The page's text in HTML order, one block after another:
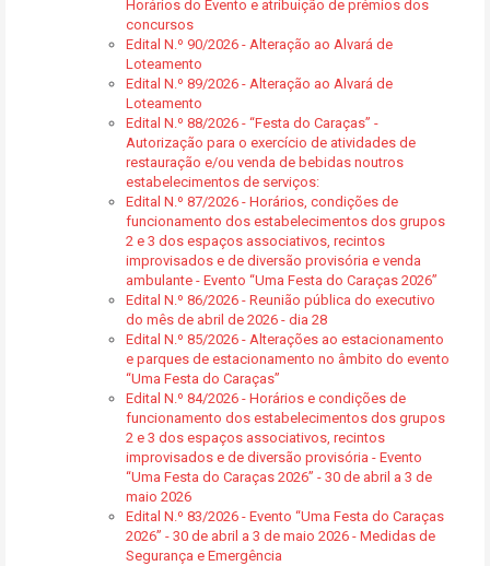
Horários do Evento e atribuição de prémios dos
concursos
Edital N.º 90/2026 - Alteração ao Alvará de
Loteamento
Edital N.º 89/2026 - Alteração ao Alvará de
Loteamento
Edital N.º 88/2026 - “Festa do Caraças” -
Autorização para o exercício de atividades de
restauração e/ou venda de bebidas noutros
estabelecimentos de serviços:
Edital N.º 87/2026 - Horários, condições de
funcionamento dos estabelecimentos dos grupos
2 e 3 dos espaços associativos, recintos
improvisados e de diversão provisória e venda
ambulante - Evento “Uma Festa do Caraças 2026”
Edital N.º 86/2026 - Reunião pública do executivo
do mês de abril de 2026 - dia 28
Edital N.º 85/2026 - Alterações ao estacionamento
e parques de estacionamento no âmbito do evento
“Uma Festa do Caraças”
Edital N.º 84/2026 - Horários e condições de
funcionamento dos estabelecimentos dos grupos
2 e 3 dos espaços associativos, recintos
improvisados e de diversão provisória - Evento
“Uma Festa do Caraças 2026” - 30 de abril a 3 de
maio 2026
Edital N.º 83/2026 - Evento “Uma Festa do Caraças
2026” - 30 de abril a 3 de maio 2026 - Medidas de
Segurança e Emergência